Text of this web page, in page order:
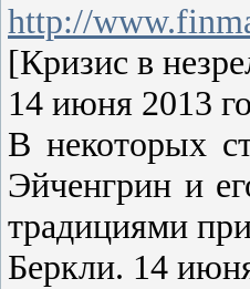
http://
[Кризис в
14 июня 2013
В некоторых
Эйченгрин и
традициями
Беркли. 14